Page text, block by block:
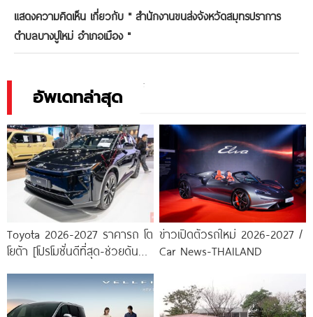
แสดงความคิดเห็น เกี่ยวกับ " สำนักงานขนส่งจังหวัดสมุทรปราการ
ตำบลบางปูใหม่ อำเภอเมือง"
อัพเดทล่าสุด
Toyota 2026-2027 ราคารถ โต
โยต้า [โปรโมชั่นดีที่สุด-ช่วยดันทุก
ข่าวเปิดตัวรถใหม่ 2026-2027 /
Car News-THAILAND